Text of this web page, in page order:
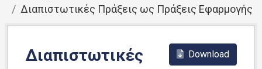
Διαπιστωτικές Πράξεις ως Πράξεις Εφαρμογής
Διαπιστωτικές
Download